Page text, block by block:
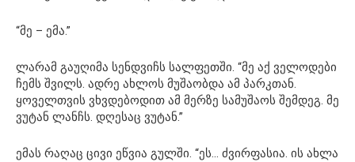
“მე – ემა.”
ლარამ გაუღიმა სენდვიჩს სალფეთში. “მე აქ ველოდები
ჩემს შვილს. ადრე ახლოს მუშაობდა ამ პარკთან.
ყოველთვის ვხვდებოდით ამ მერზე სამუშაოს შემდეგ. მე
ვუტან ლანჩს. დღესაც ვუტან.”
ემას რაღაც ცივი ეწვია გულში. “ეს… ძვირფასია. ის ახლა